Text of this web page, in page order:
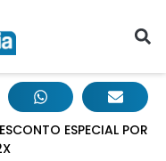
ESPECIAL POR